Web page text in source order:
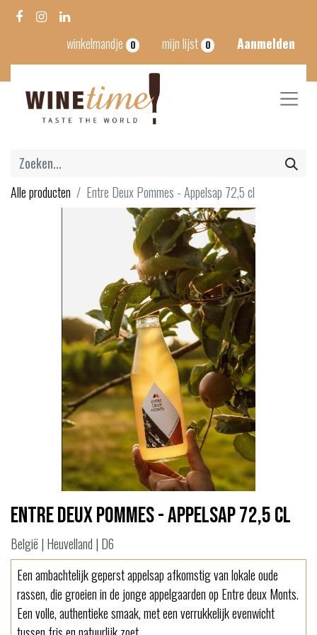
winkelmandje 0 mijn lijst 0 Aanmelden
Alle producten Entre Deux Pommes - Appelsap 72,5 cl
Entre Deux Pommes - Appelsap 72,5 cl
België | Heuvelland | D6
Een ambachtelijk geperst appelsap afkomstig van lokale oude
rassen, die groeien in de jonge appelgaarden op Entre deux Monts.
Een volle, authentieke smaak, met een verrukkelijk evenwicht